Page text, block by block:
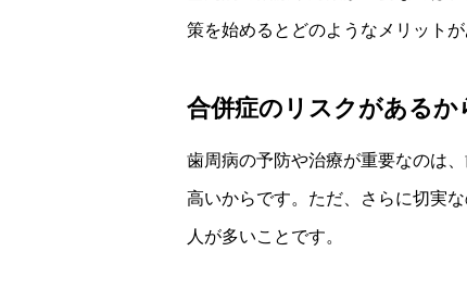
策を始めるとどのようなメリット
合併症のリスクがあるか
歯周病の予防や治療が重要なのは
高いからです。ただ、さらに切実
人が多いことです。